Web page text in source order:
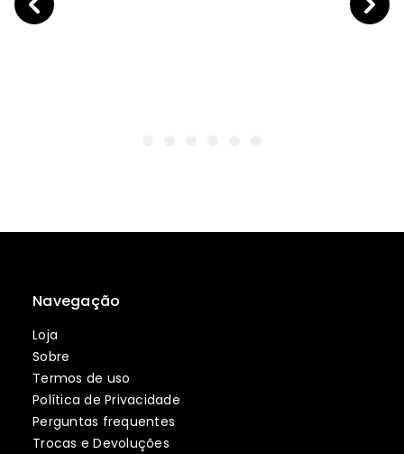
Navegação
Loja
Sobre
Termos de uso
Política de Privacidade
Perguntas frequentes
Trocas e Devoluções